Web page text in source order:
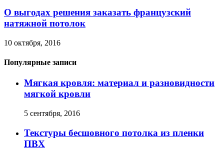
О выгодах решения заказать французский
натяжной потолок
10 октября, 2016
Популярные записи
Мягкая кровля: материал и разновидности
мягкой кровли
5 сентября, 2016
Текстуры бесшовного потолка из пленки
ПВХ